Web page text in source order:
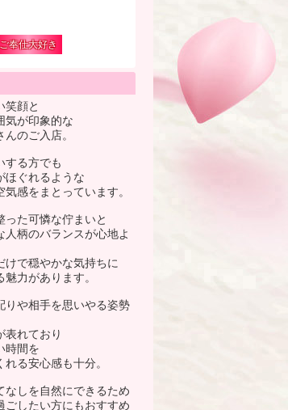
ご奉仕大好き
笑顔と
気が印象的な
のご入店。
する方でも
ほぐれるような
感をまとっています。
った可憐な佇まいと
人柄のバランスが心地よ
けで穏やかな気持ちに
力があります。
りや相手を思いやる姿勢
表れており
時間を
る安心感も十分。
なしを自然にできるため
ごしたい方にもおすすめ